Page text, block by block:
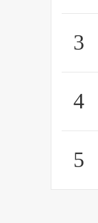
3
4
5